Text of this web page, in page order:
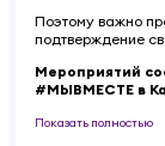
Поэтому важно
подтверждение
Мероприятий
#МЫВМЕСТЕ в
Показать полностью